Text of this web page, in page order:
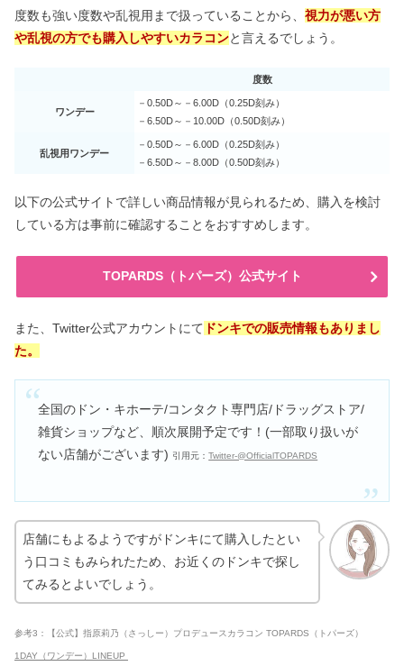
度数も強い度数や乱視用まで扱っていることから、 視力が悪い方
や乱視の方でも購入しやすいカラコンと言えるでしょう。
度数
ワンデー
－0.50D～－6.00D（0.25D刻み）
－6.50D～－10.00D（0.50D刻み）
乱視用ワンデー
－0.50D～－6.00D（0.25D刻み）
－6.50D～－8.00D（0.50D刻み）
以下の公式サイトで詳しい商品情報が見られるため、購入を検討
している方は事前に確認することをおすすめします。
TOPARDS（トパーズ）公式サイト
また、Twitter公式アカウントにて ドンキでの販売情報もありまし
た。
全国のドン・キホーテ/コンタクト専門店/ドラッグストア/
雑貨ショップなど、順次展開予定です！(一部取り扱いが
ない店舗がございます) 引用元：Twitter-@OfficialTOPARDS
店舗にもよるようですがドンキにて購入したとい
う口コミもみられたため、お近くのドンキで探し
てみるとよいでしょう。
参考3：【公式】指原莉乃（さっしー）プロデュースカラコン TOPARDS（トパーズ）
1DAY（ワンデー）LINEUP